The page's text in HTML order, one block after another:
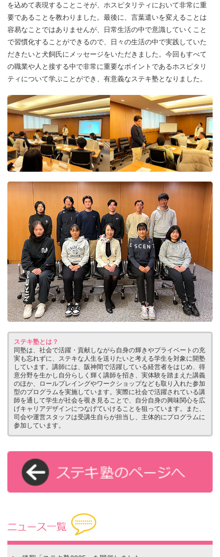
を込めて表現することこそが、ホスピタリティにおいて非常に重
要であることを教わりました。最後に、言葉遣いを変えることは
容易なことではありませんが、日常生活の中で意識していくこと
で習慣化することができるので、日々の生活の中で実践していた
だきたいと犬飼氏にメッセージをいただきました。今回もすべて
の職業や人と接する中で非常に重要なポイントであるホスピタリ
ティについて学ぶことができ、有意義なステキ塾となりました。
ステキ塾とは？
同塾は、社会で活躍・貢献しながら自身の輝きやプライベートの充
実も忘れずに、ステキな人生を送りたいと考える学生を対象に開塾
しています。講師には、阪神間で活躍している経営者をはじめ、得
意分野を生かし自分らしく輝く講師を招き、実体験を踏まえた講義
のほか、ロールプレイングやワークショップなども取り入れた参加
型のプログラムを実施しています。実際に社会で活躍されている講
師を通して学生が社会を覗き見ることで、自分自身の興味関心を広
げキャリアデザインにつなげていけることを狙っています。また、
司会や運営スタッフは受講生自らが担当し、主体的にプログラムに
参加しています。